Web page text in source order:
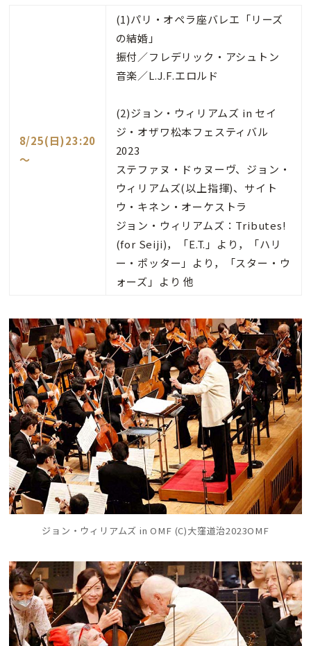
8/25(日)23:20
～
(1)パリ・オペラ座バレエ「リーズ
の結婚」
振付／フレデリック・アシュトン
音楽／L.J.F.エロルド
(2)ジョン・ウィリアムズ in セイ
ジ・オザワ松本フェスティバル
2023
ステファヌ・ドゥヌーヴ、ジョン・
ウィリアムズ(以上指揮)、サイト
ウ・キネン・オーケストラ
ジョン・ウィリアムズ：Tributes!
(for Seiji)，「E.T.」より，「ハリ
ー・ポッター」より，「スター・ウ
ォーズ」より 他
ジョン・ウィリアムズ in OMF (C)大窪道治2023OMF